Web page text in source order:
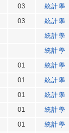
03
統計學
03
統計學
統計學
統計學
01
統計學
01
統計學
01
統計學
01
統計學
01
統計學